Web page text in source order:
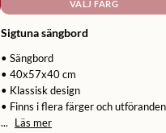
VÄLJ FÄRG
Sigtuna sängbord
• Sängbord
• 40x57x40 cm
• Klassisk design
• Finns i flera färger och utföranden
...
Läs mer